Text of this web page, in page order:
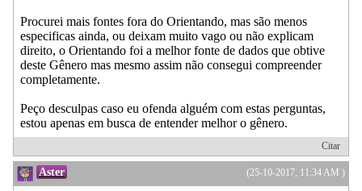
Procurei mais fontes fora do Orientando, mas são menos
especificas ainda, ou deixam muito vago ou não explicam
direito, o Orientando foi a melhor fonte de dados que obtive
deste Gênero mas mesmo assim não consegui compreender
completamente.
Peço desculpas caso eu ofenda alguém com estas perguntas,
estou apenas em busca de entender melhor o gênero.
Citar
(25-10-2017, 11:34 AM )
Aster